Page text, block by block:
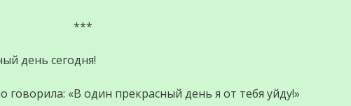
***
день сегодня!
«В один прекрасный день я от тебя уйду!»